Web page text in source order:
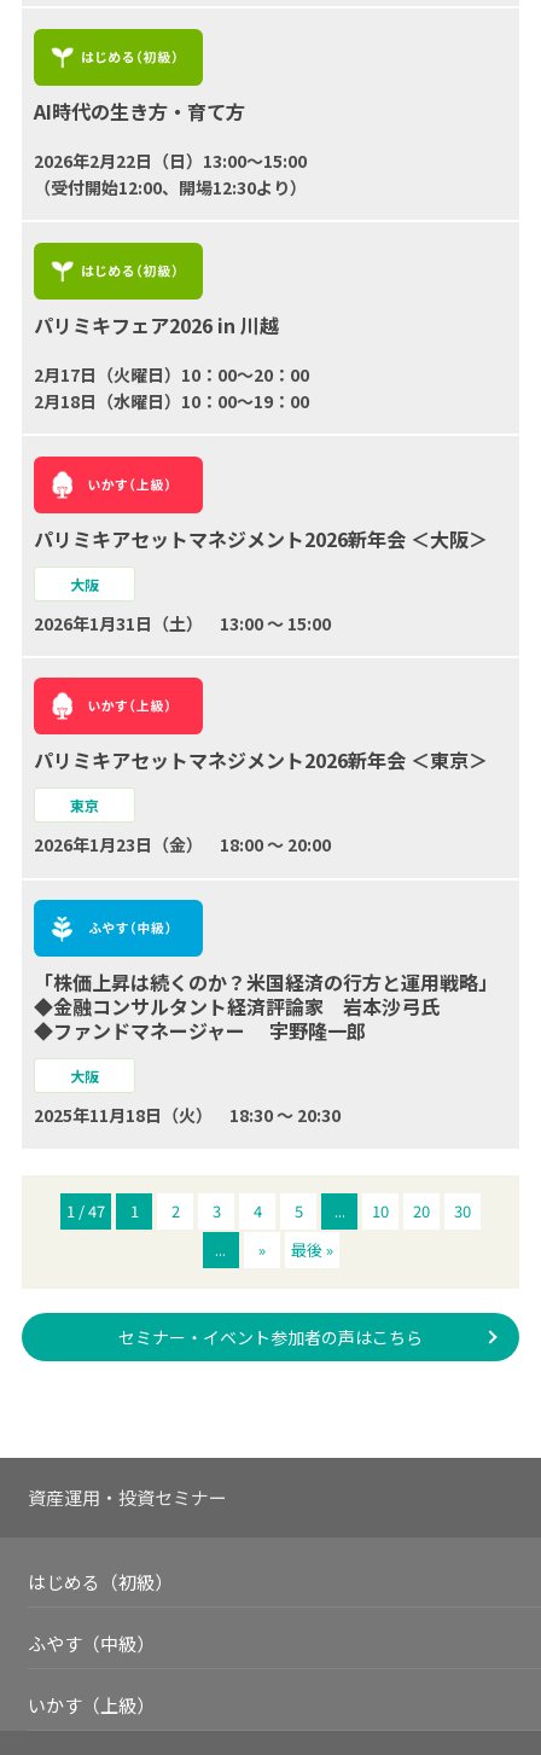
AI時代の生き方・育て方
2026年2月22日（日）13:00〜15:00
（受付開始12:00、開場12:30より）
パリミキフェア2026 in 川越
2月17日（火曜日）10：00〜20：00
2月18日（水曜日）10：00～19：00
パリミキアセットマネジメント2026新年会 ＜大阪＞
大阪
2026年1月31日（土） 13:00 ～ 15:00
パリミキアセットマネジメント2026新年会 ＜東京＞
東京
2026年1月23日（金） 18:00 ～ 20:00
「株価上昇は続くのか？米国経済の行方と運用戦略」
◆金融コンサルタント経済評論家 岩本沙弓氏
◆ファンドマネージャー 宇野隆一郎
大阪
2025年11月18日（火） 18:30 ～ 20:30
1 / 47 1 2 3 4 5 ... 10 20
30
...
» 最後 »
セミナー・イベント参加者の声はこちら
資産運用・投資セミナー
はじめる（初級）
ふやす（中級）
いかす（上級）